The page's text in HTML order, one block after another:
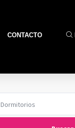
CONTACTO
Dormitorios